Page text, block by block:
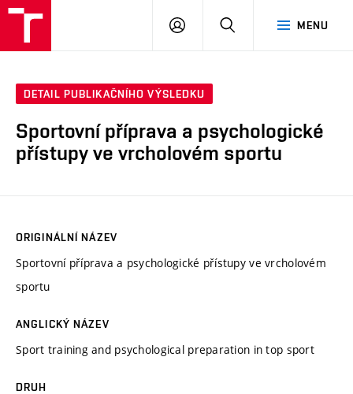
MENU
PŘIHLÁSIT
DETAIL PUBLIKAČNÍHO VÝSLEDKU
Sportovní příprava a psychologické
přístupy ve vrcholovém sportu
ORIGINÁLNÍ NÁZEV
Sportovní příprava a psychologické přístupy ve vrcholovém
sportu
ANGLICKÝ NÁZEV
Sport training and psychological preparation in top sport
DRUH